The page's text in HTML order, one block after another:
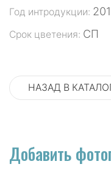
Год интродукции:
Срок цветения: СП
НАЗАД В
Добавить